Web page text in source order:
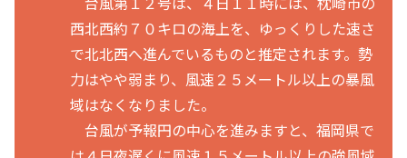
西北西約７０キロの海上を、ゆっくりした速さ
で北北西へ進んでいるものと推定されます。勢
力はやや弱まり、風速２５メートル以上の暴風
域はなくなりました。
台風が予報円の中心を進みますと、福岡県で